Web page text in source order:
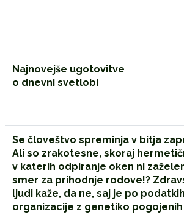
Najnovejše ugotovitve
o dnevni svetlobi
Se človeštvo spreminja v bitja
Ali so zrakotesne, skoraj
v katerih odpiranje oken ni
smer za prihodnje rodove!?
ljudi kaže, da ne, saj je po
organizacije z genetiko pogojenih